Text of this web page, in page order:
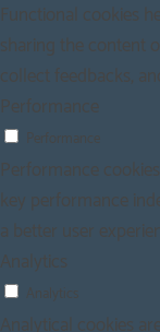
Functional cookies
sharing the content
collect feedbacks,
Performance
Performance
Performance
key performance
a better user
Analytics
Analytics
Analytical cookies